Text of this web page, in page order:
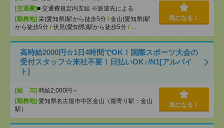
[交通費]■ 交通費規定内支給 ※派遣先による
[勤務地] 栄(愛知県)駅から徒歩5分 / 金山(愛知県)駅
から徒歩5分 / 伏見(愛知県)駅から徒歩5分 / …
気になる！
高時給2000円☆1日4時間でOK！国際スポーツ大会の
受付スタッフ☆来社不要！日払いOK♪/N1[アルバイ
ト]
[給 与] 時給2,000円～
[勤務地] 愛知県名古屋市中区金山（最寄り駅：金山
駅）
気になる！